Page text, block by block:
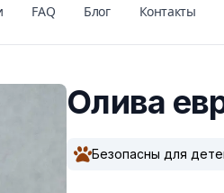
FAQ Блог Контакты
Олива
Описание
Безопасны для